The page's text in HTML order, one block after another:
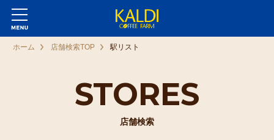
STORES
店舗検索
ホーム 店舗検索TOP 駅リスト